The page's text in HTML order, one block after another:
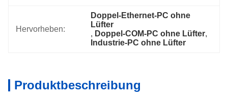
Hervorheben:
Doppel-Ethernet-PC ohne
Lüfter
, Doppel-COM-PC ohne Lüfter,
Industrie-PC ohne Lüfter
Produktbeschreibung